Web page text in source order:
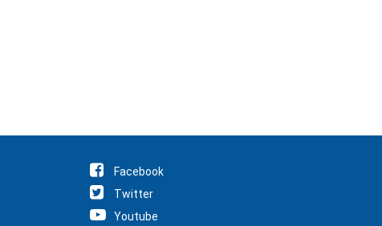
Facebook
Twitter
Youtube